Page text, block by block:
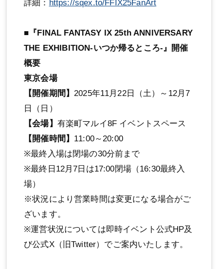
詳細： https://sqex.to/FFIX25FanArt
■『FINAL FANTASY IX 25th ANNIVERSARY
THE EXHIBITION‐いつか帰るところ‐』開催
概要
東京会場
【開催期間】2025年11月22日（土）～12月7
日（日）
【会場】 有楽町マルイ8F イベントスペース
【開催時間】 11:00～20:00
※最終入場は閉場の30分前まで
※最終日12月7日は17:00閉場（16:30最終入
場）
※状況により営業時間は変更になる場合がご
ざいます。
※運営状況については即時イベント公式HP及
び公式X（旧Twitter）でご案内いたします。